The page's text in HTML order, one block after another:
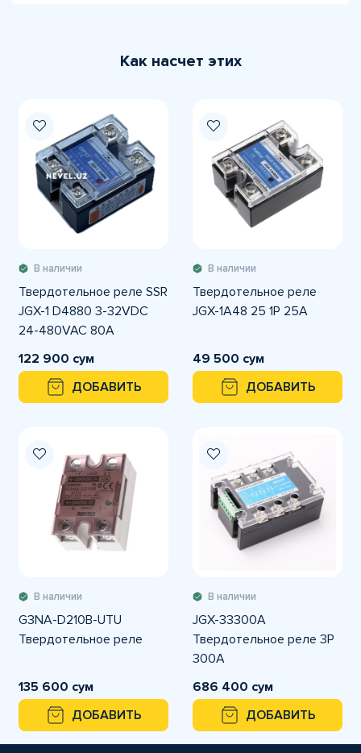
Как насчет этих
В наличии
Твердотельное реле SSR
JGX-1 D4880 3-32VDC
24-480VAC 80А
122 900 сум
ДОБАВИТЬ
В наличии
Твердотельное реле
JGX-1A48 25 1P 25A
49 500 сум
ДОБАВИТЬ
В наличии
G3NA-D210B-UTU
Твердотельное реле
135 600 сум
ДОБАВИТЬ
В наличии
JGX-33300A
Твердотельное реле 3P
300A
686 400 сум
ДОБАВИТЬ